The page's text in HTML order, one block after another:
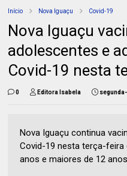
Início Nova Iguaçu Covid-19
Nova Iguaçu
adolescentes e
Covid-19 nesta
0 Editora Isabela
Nova Iguaçu continua
Covid-19 nesta terça-feira
anos e maiores de 12